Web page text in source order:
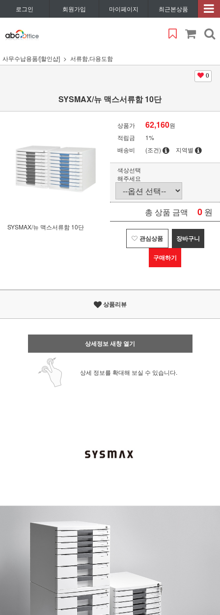
로그인 회원가입 마이페이지 최근본상품
사무수납용품/[할인샵] 서류함,다용도함
0
SYSMAX/뉴 맥스서류함 10단
SYSMAX/뉴 맥스서류함 10단
상품가 62,160원
적립금
1%
배송비
(조건) 지역별
색상선택
해주세요
총 상품 금액 0 원
관심상품 장바구니
구매하기
상품리뷰
상세정보 새창 열기
상세 정보를 확대해 보실 수 있습니다.